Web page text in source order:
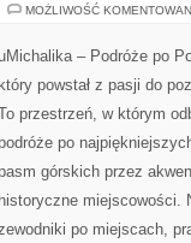
MOŻLIWOŚĆ
– Podróże po
który powstał z pasji do
przestrzeń, w którym
po
górskich przez
historyczne miejscowości.
po miejscach,